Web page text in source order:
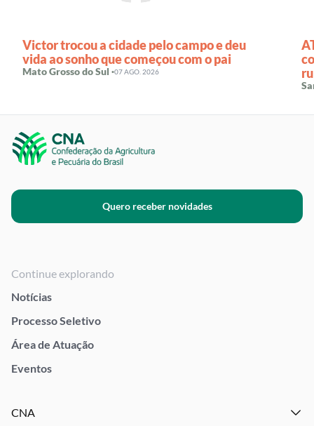
Victor trocou a cidade pelo campo e deu
vida ao sonho que começou com o pai
Mato Grosso do Sul ·07 AGO. 2026
Quero receber novidades
Continue explorando
Notícias
Processo Seletivo
Área de Atuação
Eventos
CNA